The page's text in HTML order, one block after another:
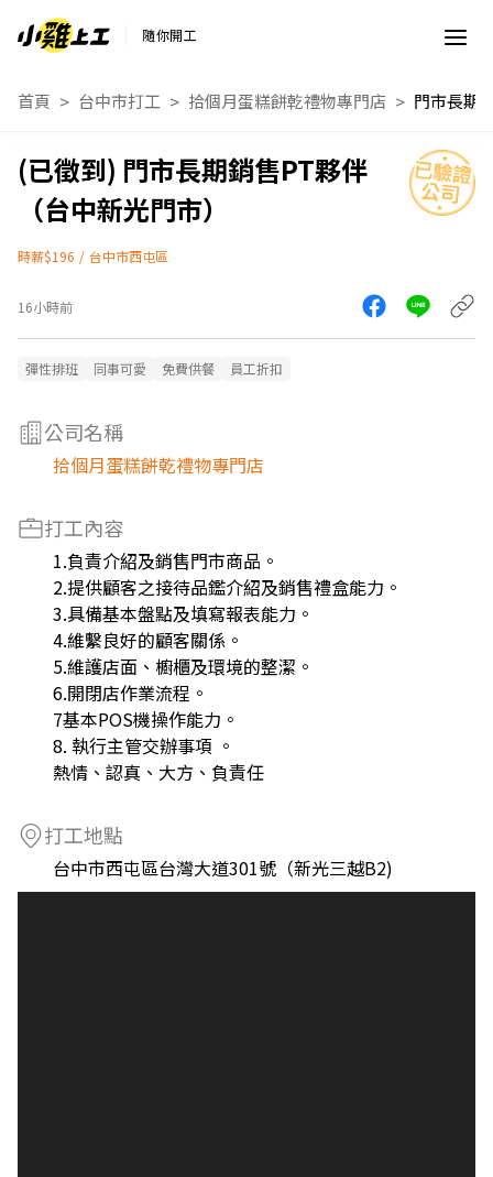
隨你開工
首頁 台中市打工 拾個月蛋糕餅乾禮物專門店
門市長期銷售PT夥伴
（台中新光門市）
時薪$196 / 台中市西屯區
16小時前
彈性排班 同事可愛 免費供餐 員工折扣
公司名稱
拾個月蛋糕餅乾禮物專門店
打工內容
1.負責介紹及銷售門市商品。
2.提供顧客之接待品鑑介紹及銷售禮盒能力。
3.具備基本盤點及填寫報表能力。
4.維繫良好的顧客關係。
5.維護店面、櫥櫃及環境的整潔。
6.開閉店作業流程。
7基本POS機操作能力。
8. 執行主管交辦事項 。
熱情、認真、大方、負責任
打工地點
台中市西屯區台灣大道301號（新光三越B2)